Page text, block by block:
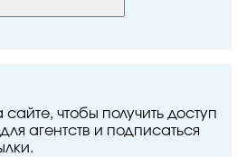
чтобы получить доступ
агентств и подписаться